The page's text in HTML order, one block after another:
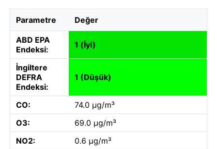
Parametre Değer
ABD EPA
Endeksi:
1 (İyi)
İngiltere
DEFRA
Endeksi:
1 (Düşük)
CO:
74.0 µg/m³
O3:
69.0 µg/m³
NO2:
0.6 µg/m³